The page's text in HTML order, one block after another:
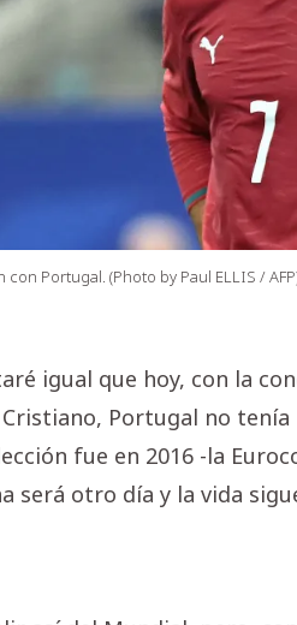
Portugal. (Photo by Paul ELLIS /
igual que hoy, con la
Portugal no
fue en 2016 -la
será otro día y la vida